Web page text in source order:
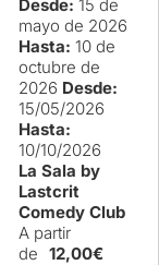
Desde: 15 de
mayo de 2026
Hasta: 10 de
octubre de
2026 Desde:
15/05/2026
Hasta:
10/10/2026
La Sala by
Lastcrit
Comedy Club
A partir
de 12,00€